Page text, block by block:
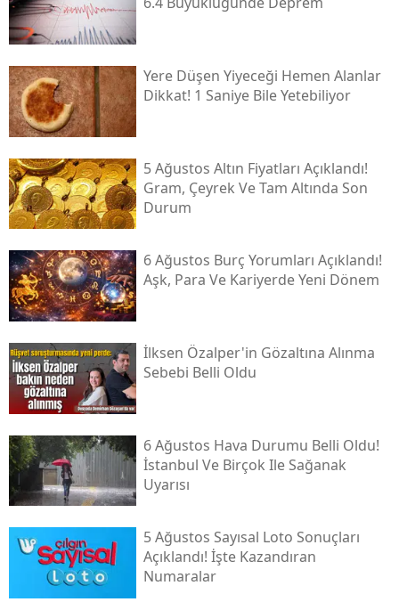
Yere Düşen Yiyeceği Hemen Alanlar
Dikkat! 1 Saniye Bile Yetebiliyor
5 Ağustos Altın Fiyatları Açıklandı!
Gram, Çeyrek Ve Tam Altında Son
Durum
6 Ağustos Burç Yorumları Açıklandı!
Aşk, Para Ve Kariyerde Yeni Dönem
İlksen Özalper'in Gözaltına Alınma
Sebebi Belli Oldu
6 Ağustos Hava Durumu Belli Oldu!
İstanbul Ve Birçok Ile Sağanak
Uyarısı
5 Ağustos Sayısal Loto Sonuçları
Açıklandı! İşte Kazandıran
Numaralar